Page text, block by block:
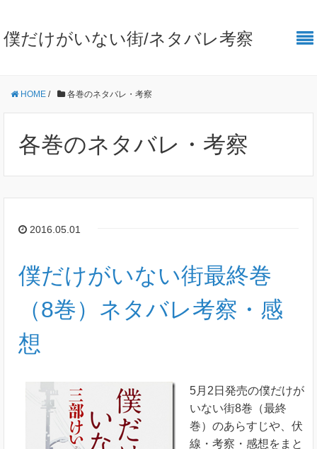
僕だけがいない街/ネタバレ考察
HOME / 各巻のネタバレ・考察
各巻のネタバレ・考察
2016.05.01
僕だけがいない街最終巻
（8巻）ネタバレ考察・感
想
5月2日発売の僕だけが
いない街8巻（最終
巻）のあらすじや、伏
線・考察・感想をまと